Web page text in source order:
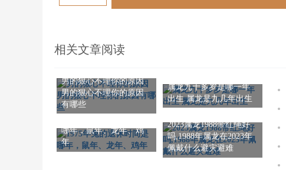
相关文章阅读
男的狠心不理你的原因
男的狠心不理你的原因
有哪些
属龙九十多岁是哪一年
出生 属龙是九几年出生
哪年，鼠年、龙年、鸡
年
2023属龙1988带红绳好
吗,1988年属龙在2023年
佩戴什么避灾避难